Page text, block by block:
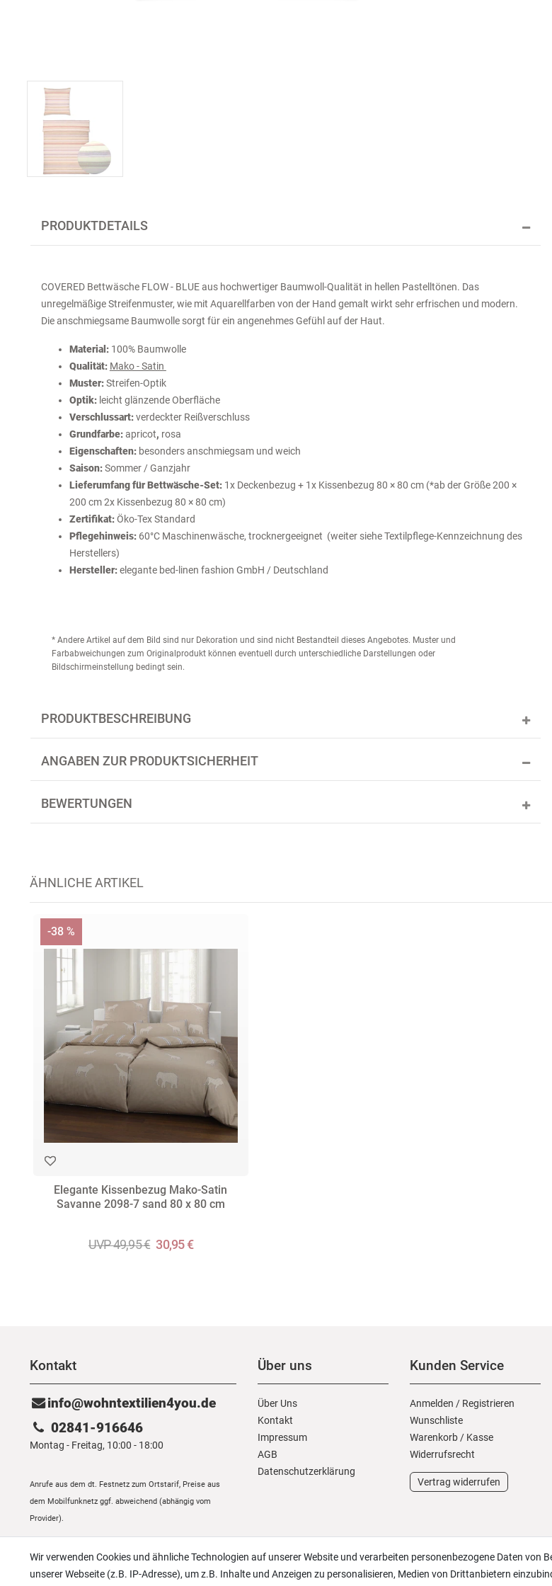
PRODUKTDETAILS
COVERED Bettwäsche FLOW - BLUE aus hochwertiger Baumwoll-Qualität in hellen Pastelltönen. Das
unregelmäßige Streifenmuster, wie mit Aquarellfarben von der Hand gemalt wirkt sehr erfrischen und modern.
Die anschmiegsame Baumwolle sorgt für ein angenehmes Gefühl auf der Haut.
Material:100% Baumwolle
Qualität: Mako - Satin
Muster:Streifen-Optik
Optik:leicht glänzende Oberfläche
Verschlussart:verdeckter Reißverschluss
Grundfarbe:apricot, rosa
Eigenschaften:besonders anschmiegsam und weich
Saison:Sommer / Ganzjahr
Lieferumfang für Bettwäsche-Set: 1x Deckenbezug + 1x Kissenbezug 80 × 80 cm (*ab der Größe 200 ×
200 cm 2x Kissenbezug 80 × 80 cm)
Zertifikat:Öko-Tex Standard
Pflegehinweis: 60°C Maschinenwäsche, trocknergeeignet (weiter siehe Textilpflege-Kennzeichnung des
Herstellers)
Hersteller:elegante bed-linen fashion GmbH / Deutschland
* Andere Artikel auf dem Bild sind nur Dekoration und sind nicht Bestandteil dieses Angebotes. Muster und
Farbabweichungen zum Originalprodukt können eventuell durch unterschiedliche Darstellungen oder
Bildschirmeinstellung bedingt sein.
PRODUKTBESCHREIBUNG
ANGABEN ZUR PRODUKTSICHERHEIT
BEWERTUNGEN
ÄHNLICHE ARTIKEL
Elegante Kissenbezug Mako-Satin
Savanne 2098-7 sand 80 x 80 cm
UVP 49,95 € 30,95 €
-38 %
Kontakt
info@wohntextilien4you.de
02841-916646
Montag - Freitag, 10:00 - 18:00
Anrufe aus dem dt. Festnetz zum Ortstarif, Preise aus
dem Mobilfunknetz ggf. abweichend (abhängig vom
Provider).
Über uns
Über Uns
Kontakt
Impressum
AGB
Daten­schutz­erklärung
Kunden Service
Anmelden / Registrieren
Wunschliste
Warenkorb / Kasse
Widerrufs­recht
Vertrag widerrufen
Wir verwenden Cookies und ähnliche Technologien auf unserer Website und verarbeiten personenbezogene Daten von
unserer Webseite (z.B. IP-Adresse), um z.B. Inhalte und Anzeigen zu personalisieren, Medien von Drittanbietern